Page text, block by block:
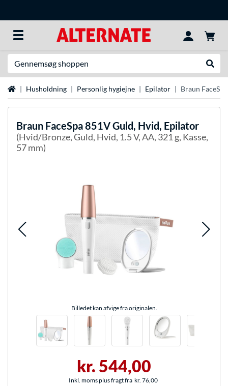
StartsideHusholdning Personlig hygiejne Epilator Braun
Braun FaceSpa 851V Guld, Hvid, Epilator
(Hvid/Bronze, Guld, Hvid, 1.5 V, AA, 321 g, Kasse,
57 mm)
Billedet kan afvige fra originalen.
kr. 544,00
Inkl. moms plus fragt fra kr. 76,00